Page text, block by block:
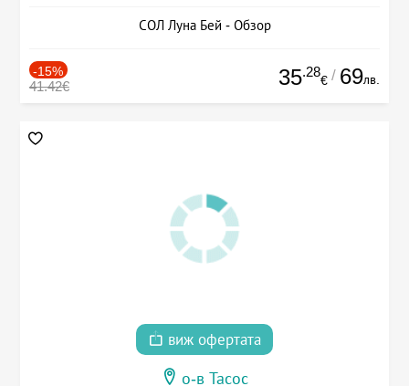
СОЛ Луна Бей - Обзор
-15%
41.42€ 35.28
€ / 69лв.
виж офертата
о-в Тасос